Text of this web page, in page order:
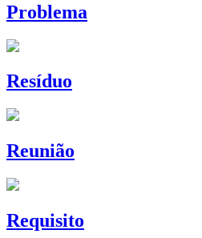
Problema
Resíduo
Reunião
Requisito